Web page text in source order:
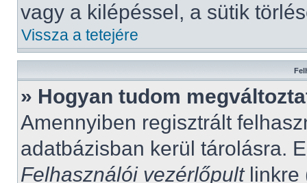
vagy a kilépéssel, a sütik
Vissza a tetejére
» Hogyan tudom
Amennyiben regisztrált
adatbázisban kerül tárolásra.
Felhasználói vezérlőpultlinkre